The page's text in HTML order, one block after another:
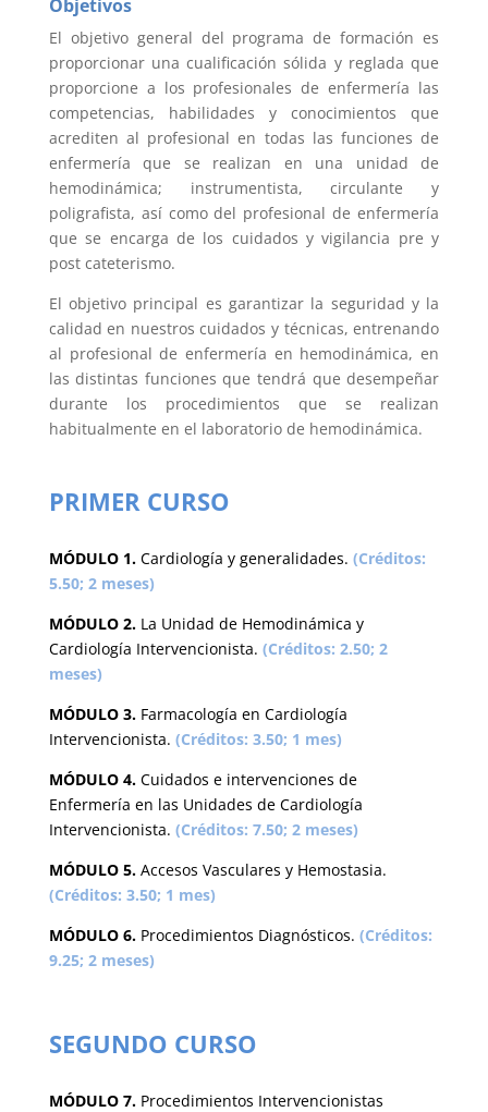
Objetivos
El objetivo general del programa de formación es
proporcionar una cualificación sólida y reglada que
proporcione a los profesionales de enfermería las
competencias, habilidades y conocimientos que
acrediten al profesional en todas las funciones de
enfermería que se realizan en una unidad de
hemodinámica; instrumentista, circulante y
poligrafista, así como del profesional de enfermería
que se encarga de los cuidados y vigilancia pre y
post cateterismo.
El objetivo principal es garantizar la seguridad y la
calidad en nuestros cuidados y técnicas, entrenando
al profesional de enfermería en hemodinámica, en
las distintas funciones que tendrá que desempeñar
durante los procedimientos que se realizan
habitualmente en el laboratorio de hemodinámica.
PRIMER CURSO
MÓDULO 1.Cardiología y generalidades. (Créditos:
5.50; 2 meses)
MÓDULO 2.La Unidad de Hemodinámica y
Cardiología Intervencionista. (Créditos: 2.50; 2
meses)
MÓDULO 3.Farmacología en Cardiología
Intervencionista. (Créditos: 3.50; 1 mes)
MÓDULO 4.Cuidados e intervenciones de
Enfermería en las Unidades de Cardiología
Intervencionista. (Créditos: 7.50; 2 meses)
MÓDULO 5.Accesos Vasculares y Hemostasia.
(Créditos: 3.50; 1 mes)
MÓDULO 6.Procedimientos Diagnósticos. (Créditos:
9.25; 2 meses)
SEGUNDO CURSO
MÓDULO 7.Procedimientos Intervencionistas